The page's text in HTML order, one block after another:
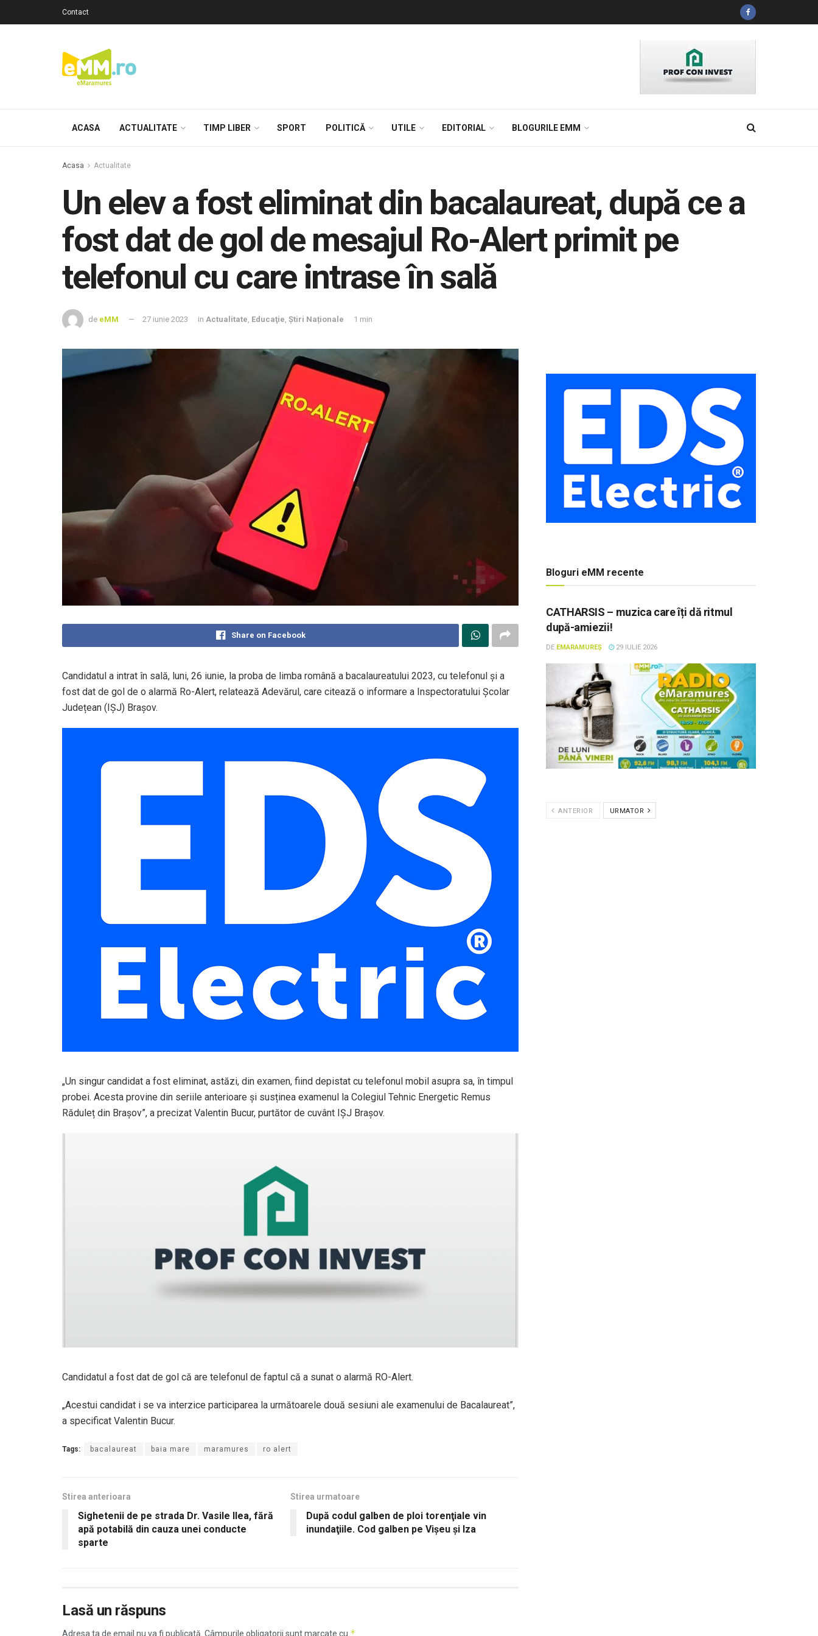
Contact
ACASA ACTUALITATE TIMP LIBER SPORT POLITICĂ UTILE EDITORIAL BLOGURILE EMM
Acasa Actualitate
Un elev a fost eliminat din bacalaureat, după ce a
fost dat de gol de mesajul Ro-Alert primit pe
telefonul cu care intrase în sală
de eMM 27 iunie 2023 in Actualitate, Educaţie, Știri Naționale 1 min
Share on Facebook
Candidatul a intrat în sală, luni, 26 iunie, la proba de limba română a bacalaureatului 2023, cu telefonul și a
fost dat de gol de o alarmă Ro-Alert, relatează Adevărul, care citează o informare a Inspectoratului Școlar
Județean (IȘJ) Brașov.
„Un singur candidat a fost eliminat, astăzi, din examen, fiind depistat cu telefonul mobil asupra sa, în timpul
probei. Acesta provine din seriile anterioare și susținea examenul la Colegiul Tehnic Energetic Remus
Răduleț din Brașov”, a precizat Valentin Bucur, purtător de cuvânt IȘJ Brașov.
Candidatul a fost dat de gol că are telefonul de faptul că a sunat o alarmă RO-Alert.
„Acestui candidat i se va interzice participarea la următoarele două sesiuni ale examenului de Bacalaureat”,
a specificat Valentin Bucur.
Tags: bacalaureat baia mare maramures ro alert
Stirea anterioara
Sighetenii de pe strada Dr. Vasile Ilea, fără
apă potabilă din cauza unei conducte
sparte
Stirea urmatoare
După codul galben de ploi torenţiale vin
inundaţiile. Cod galben pe Vişeu şi Iza
Lasă un răspuns
Adresa ta de email nu va fi publicată. Câmpurile obligatorii sunt marcate cu *
Bloguri eMM recente
CATHARSIS – muzica care îți dă ritmul
după-amiezii!
DE EMARAMUREȘ 29 IULIE 2026
ANTERIOR URMATOR